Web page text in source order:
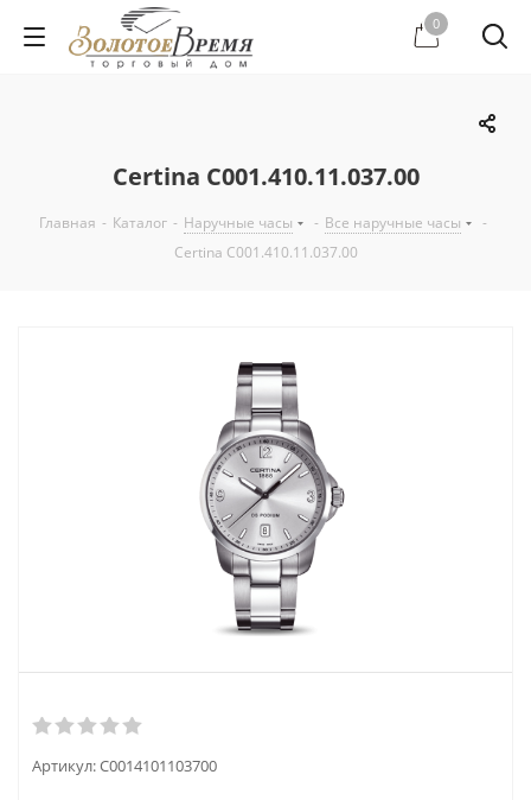
0
Certina C001.410.11.037.00
Главная - Каталог - Наручные часы - Все наручные часы
-
Certina C001.410.11.037.00
Артикул:C0014101103700